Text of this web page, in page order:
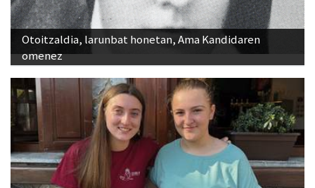
Otoitzaldia, larunbat honetan, Ama Kandidaren
omenez